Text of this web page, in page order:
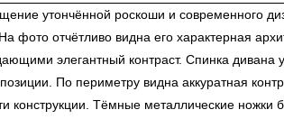
утончённой роскоши и современного
фото отчётливо видна его характерная
элегантный контраст. Спинка
По периметру видна аккуратная
конструкции. Тёмные металлические